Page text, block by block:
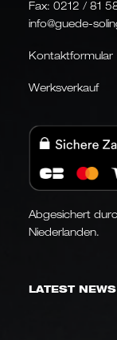
Fax: 0212 / 81
info@guede-
Kontaktformular
Werksverkauf
Abgesichert
Niederlanden.
LATEST NEWS